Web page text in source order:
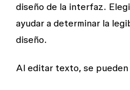
diseño de la interfaz.
ayudar a determinar la
diseño.
Al editar texto, se